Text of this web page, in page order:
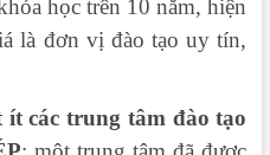
học trên 10 năm, hiện
là đơn vị đào tạo uy tín,
các trung tâm đào tạo